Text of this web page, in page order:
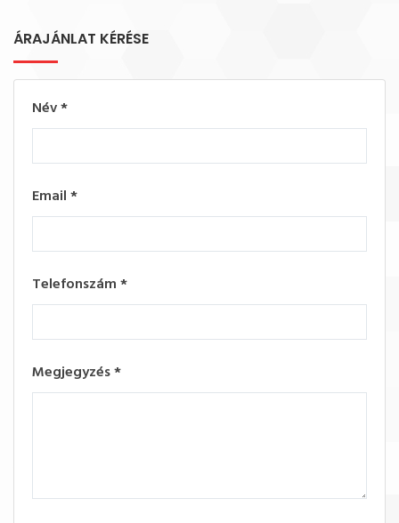
ÁRAJÁNLAT KÉRÉSE
Név*
Email*
Telefonszám*
Megjegyzés*